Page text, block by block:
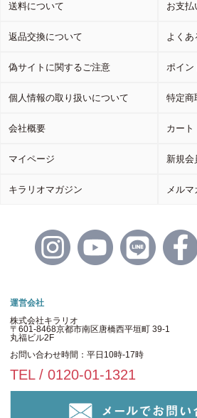
送料について お支払
返品交換について よくあ
偽サイトに関するご注意 ポイン
個人情報の取り扱いについて 特定商
会社概要 カート
マイページ 新規会
キラリオマガジン メルマ
運営会社
株式会社キラリオ
〒601-8468京都市南区唐橋西平垣町 39-1
丸福ビル2F
お問い合わせ時間：平日10時-17時
TEL / 0120-01-1321